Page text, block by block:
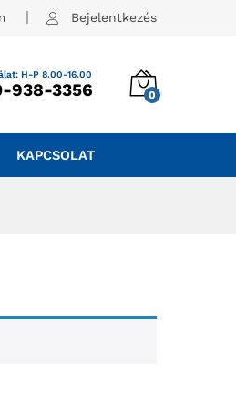
Bejelentkezés
H-P 8.00-16.00
938-3356 0
KAPCSOLAT